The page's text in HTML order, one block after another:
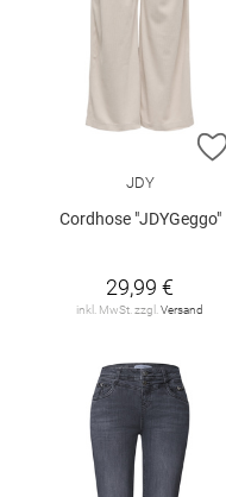
JDY
Cordhose "JDYGeggo"
29,99 €
inkl. MwSt. zzgl.Versand